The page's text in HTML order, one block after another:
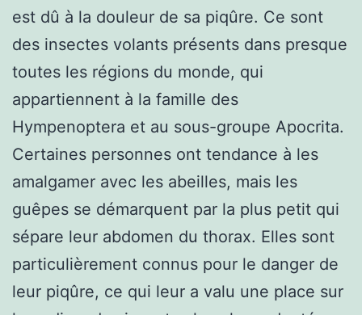
est dû à la douleur de sa piqûre. Ce sont
des insectes volants présents dans presque
toutes les régions du monde, qui
appartiennent à la famille des
Hympenoptera et au sous-groupe Apocrita.
Certaines personnes ont tendance à les
amalgamer avec les abeilles, mais les
guêpes se démarquent par la plus petit qui
sépare leur abdomen du thorax. Elles sont
particulièrement connus pour le danger de
leur piqûre, ce qui leur a valu une place sur